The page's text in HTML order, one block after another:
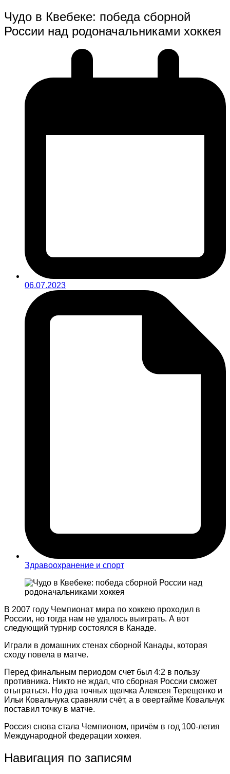
Чудо в Квебеке: победа сборной
России над родоначальниками хоккея
06.07.2023
Здравоохранение и спорт
В 2007 году Чемпионат мира по хоккею проходил в
России, но тогда нам не удалось выиграть. А вот
следующий турнир состоялся в Канаде.
Играли в домашних стенах сборной Канады, которая
сходу повела в матче.
Перед финальным периодом счет был 4:2 в пользу
противника. Никто не ждал, что сборная России сможет
отыграться. Но два точных щелчка Алексея Терещенко и
Ильи Ковальчука сравняли счёт, а в овертайме Ковальчук
поставил точку в матче.
Россия снова стала Чемпионом, причём в год 100-летия
Международной федерации хоккея.
Навигация по записям